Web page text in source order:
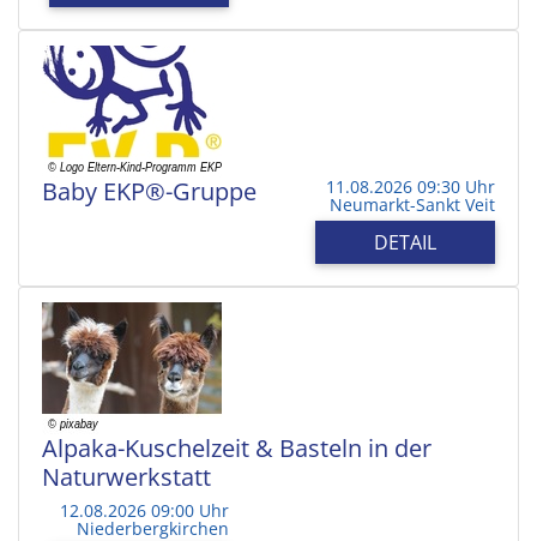
Baby EKP®-Gruppe 11.08.2026 09:30 Uhr
Neumarkt-Sankt Veit
DETAIL
Alpaka-Kuschelzeit & Basteln in der
Naturwerkstatt
12.08.2026 09:00 Uhr
Niederbergkirchen